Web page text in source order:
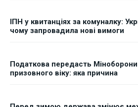
ІПН у квитанціях за комуналку:
чому запровадила нові вимоги
Податкова передасть Міноборони
призовного віку: яка причина